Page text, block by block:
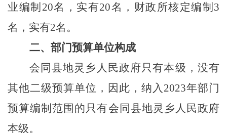
业编制20名，实有20名，财政所核定编制3
名，实有2名。
二、部门预算单位构成
会同县地灵乡人民政府只有本级，没有
其他二级预算单位，因此，纳入2023年部门
预算编制范围的只有会同县地灵乡人民政府
本级。